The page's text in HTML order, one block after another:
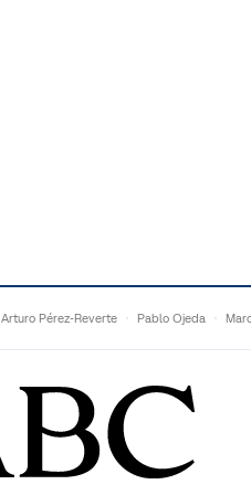
Arturo Pérez-Reverte Pablo Ojeda